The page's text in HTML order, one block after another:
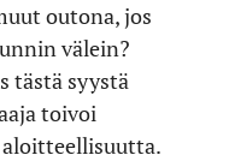
outona, jos
välein?
tästä syystä
toivoi